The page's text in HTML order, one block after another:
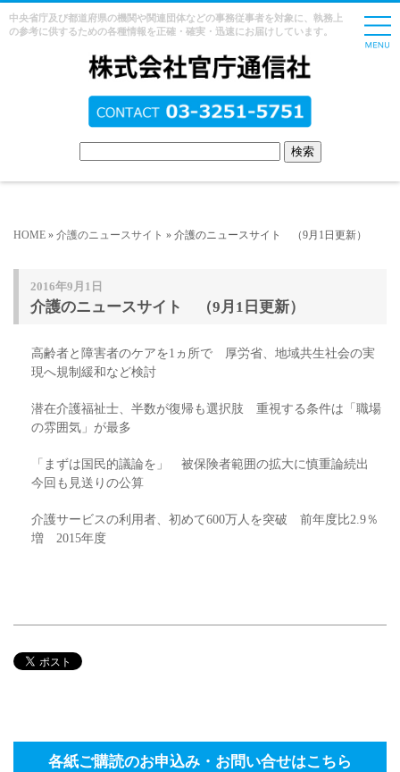
中央省庁及び都道府県の機関や関連団体などの事務従事者を対象に、執務上
の参考に供するための各種情報を正確・確実・迅速にお届けしています。
HOME » 介護のニュースサイト » 介護のニュースサイト （9月1日更新）
2016年9月1日
介護のニュースサイト （9月1日更新）
高齢者と障害者のケアを1ヵ所で 厚労省、地域共生社会の実
現へ規制緩和など検討
潜在介護福祉士、半数が復帰も選択肢 重視する条件は「職場
の雰囲気」が最多
「まずは国民的議論を」 被保険者範囲の拡大に慎重論続出
今回も見送りの公算
介護サービスの利用者、初めて600万人を突破 前年度比2.9％
増 2015年度
各紙ご購読のお申込み・お問い合せはこちら